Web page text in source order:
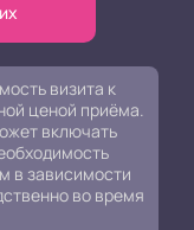
визита к
ценой приёма.
включать
в зависимости
во время